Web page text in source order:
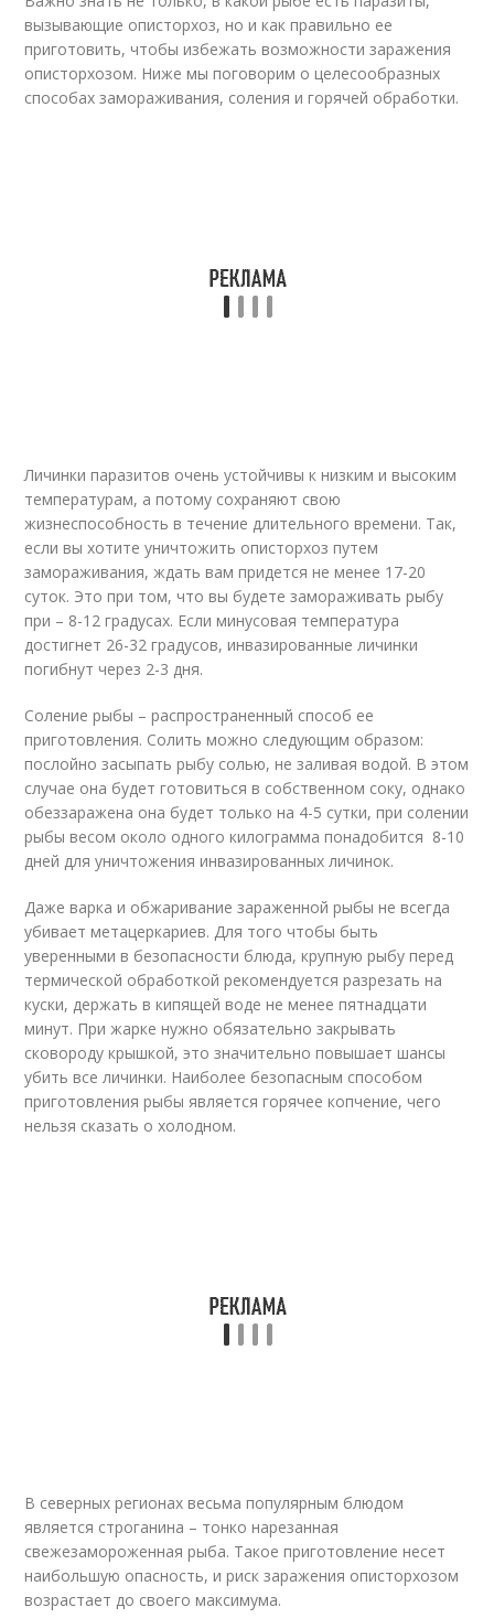
вызывающие описторхоз, но и как правильно ее
приготовить, чтобы избежать возможности заражения
описторхозом. Ниже мы поговорим о целесообразных
способах замораживания, соления и горячей обработки.
Личинки паразитов очень устойчивы к низким и высоким
температурам, а потому сохраняют свою
жизнеспособность в течение длительного времени. Так,
если вы хотите уничтожить описторхоз путем
замораживания, ждать вам придется не менее 17-20
суток. Это при том, что вы будете замораживать рыбу
при – 8-12 градусах. Если минусовая температура
достигнет 26-32 градусов, инвазированные личинки
погибнут через 2-3 дня.
Соление рыбы – распространенный способ ее
приготовления. Солить можно следующим образом:
послойно засыпать рыбу солью, не заливая водой. В этом
случае она будет готовиться в собственном соку, однако
обеззаражена она будет только на 4-5 сутки, при солении
рыбы весом около одного килограмма понадобится 8-10
дней для уничтожения инвазированных личинок.
Даже варка и обжаривание зараженной рыбы не всегда
убивает метацеркариев. Для того чтобы быть
уверенными в безопасности блюда, крупную рыбу перед
термической обработкой рекомендуется разрезать на
куски, держать в кипящей воде не менее пятнадцати
минут. При жарке нужно обязательно закрывать
сковороду крышкой, это значительно повышает шансы
убить все личинки. Наиболее безопасным способом
приготовления рыбы является горячее копчение, чего
нельзя сказать о холодном.
В северных регионах весьма популярным блюдом
является строганина – тонко нарезанная
свежезамороженная рыба. Такое приготовление несет
наибольшую опасность, и риск заражения описторхозом
возрастает до своего максимума.